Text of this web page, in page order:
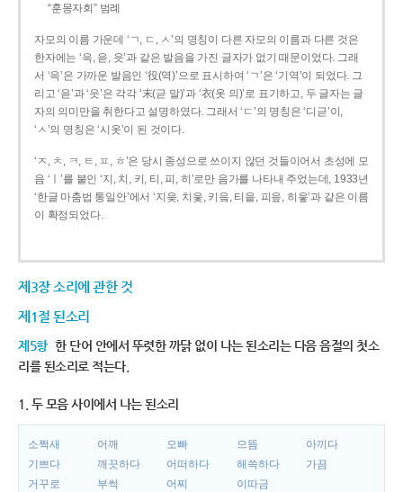
“훈몽자회” 범례
자모의 이름 가운데 ‘ㄱ, ㄷ, ㅅ’의 명칭이 다른 자모의 이름과 다른 것은
한자에는 ‘윽, 읃, 읏’과 같은 발음을 가진 글자가 없기 때문이었다. 그래
서 ‘윽’은 가까운 발음인 ‘役(역)’으로 표시하여 ‘ㄱ’은 ‘기역’이 되었다. 그
리고 ‘읃’과 ‘읏’은 각각 ‘末(귿 말)’과 ‘衣(옷 의)’로 표기하고, 두 글자는 글
자의 의미만을 취한다고 설명하였다. 그래서 ‘ㄷ’의 명칭은 ‘디귿’이,
‘ㅅ’의 명칭은 ‘시옷’이 된 것이다.
‘ㅈ, ㅊ, ㅋ, ㅌ, ㅍ, ㅎ’은 당시 종성으로 쓰이지 않던 것들이어서 초성에 모
음 ‘ㅣ’를 붙인 ‘지, 치, 키, 티, 피, 히’로만 음가를 나타내 주었는데, 1933년
‘한글 마춤법 통일안’에서 ‘지읒, 치읓, 키읔, 티읕, 피읖, 히읗’과 같은 이름
이 확정되었다.
제3장 소리에 관한 것
제1절 된소리
제5항 한 단어 안에서 뚜렷한 까닭 없이 나는 된소리는 다음 음절의 첫소
리를 된소리로 적는다.
1. 두 모음 사이에서 나는 된소리
소쩍새 어깨 오빠 으뜸
아끼다
기쁘다
깨끗하다 어떠하다 해쓱하다
가끔
거꾸로
부썩 어찌 이따금